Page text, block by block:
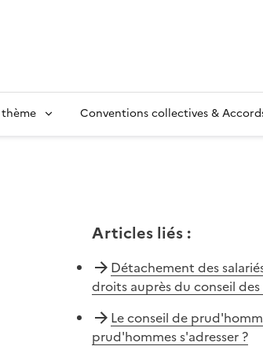
thème Conventions collectives &
Articles liés:
Détachement des
droits auprès du conseil
Le conseil de
prud'hommes s'adresser ?